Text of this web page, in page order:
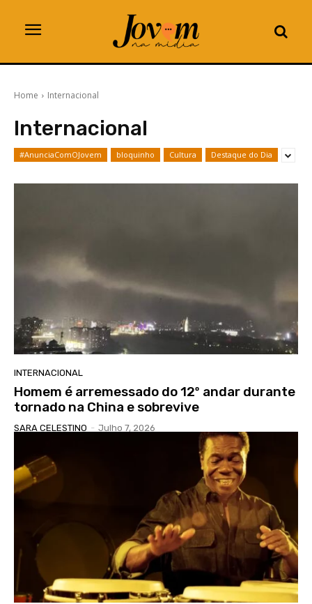
Home Internacional
Internacional
#AnunciaComOJovem bloquinho Cultura Destaque do Dia
INTERNACIONAL
Homem é arremessado do 12º andar durante
tornado na China e sobrevive
SARA CELESTINO - Julho 7, 2026